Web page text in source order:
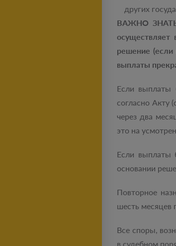
других
ВАЖНО ЗНАТЬ!
решение
выплаты
Если выплаты
согласно Акту
через два
это на
Если выплаты
основании
Повторное
шесть месяцев
Все споры,
в судебном